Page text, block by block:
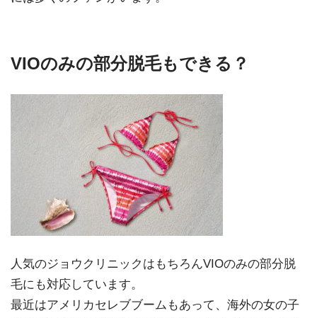
VIOのみの部分脱毛もできる？
人気のジョウクリニックはもちろんVIOのみの部分脱
毛にも対応しています。
最近はアメリカセレブブームもあって、海外の女の子